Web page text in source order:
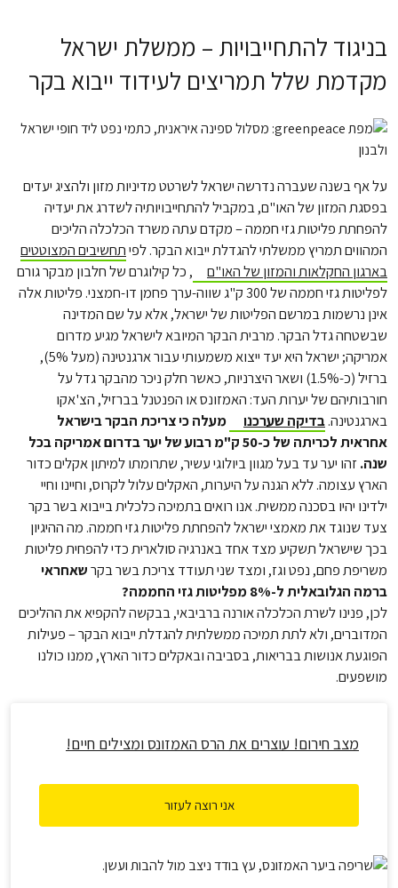
בניגוד להתחייבויות – ממשלת ישראל
מקדמת שלל תמריצים לעידוד ייבוא בקר
על אף בשנה שעברה נדרשה ישראל לשרטט מדיניות מזון ולהציג יעדים
בפסגת המזון של האו"ם, במקביל להתחייבויותיה לשדרג את יעדיה
להפחתת פליטות גזי חממה – מקדם עתה משרד הכלכלה הליכים
המהווים תמריץ ממשלתי להגדלת ייבוא הבקר. לפיתחשיבים המצוטטים
בארגון החקלאות והמזון של האו"ם
, כל קילוגרם של חלבון מבקר גורם
לפליטות גזי חממה של 300 ק"ג שווה-ערך פחמן דו-חמצני. פליטות אלה
אינן נרשמות במרשם הפליטות של ישראל, אלא על שם המדינה
שבשטחה גדל הבקר. מרבית הבקר המיובא לישראל מגיע מדרום
אמריקה; ישראל היא יעד ייצוא משמעותי עבור ארגנטינה (מעל 5%),
ברזיל (כ-1.5%) ושאר היצרניות, כאשר חלק ניכר מהבקר גדל על
חורבותיהם של יערות העד: האמזונס או הפנטנל בברזיל, הצ'אקו
בארגנטינה.בדיקה שערכנו
מעלה כי צריכת הבקר בישראל
אחראית לכריתה של כ-50 ק"מ רבוע של יער בדרום אמריקה בכל
שנה.זהו יער עד בעל מגוון ביולוגי עשיר, שתרומתו למיתון אקלים כדור
הארץ עצומה. ללא הגנה על היערות, האקלים עלול לקרוס, וחיינו וחיי
ילדינו יהיו בסכנה ממשית. אנו רואים בתמיכה כלכלית בייבוא בשר בקר
צעד שנוגד את מאמצי ישראל להפחתת פליטות גזי חממה. מה ההיגיון
בכך שישראל תשקיע מצד אחד באנרגיה סולארית כדי להפחית פליטות
משריפת פחם, נפט וגז, ומצד שני תעודד צריכת בשר בקרשאחראי
ברמה הגלובאלית ל-8% מפליטות גזי החממה?
לכן, פנינו לשרת הכלכלה אורנה ברביבאי, בבקשה להקפיא את ההליכים
המדוברים, ולא לתת תמיכה ממשלתית להגדלת ייבוא הבקר – פעילות
הפוגעת אנושות בבריאות, בסביבה ובאקלים כדור הארץ, ממנו כולנו
מושפעים.
מצב חירום! עוצרים את הרס האמזונס ומצילים חיים!
אני רוצה לעזור